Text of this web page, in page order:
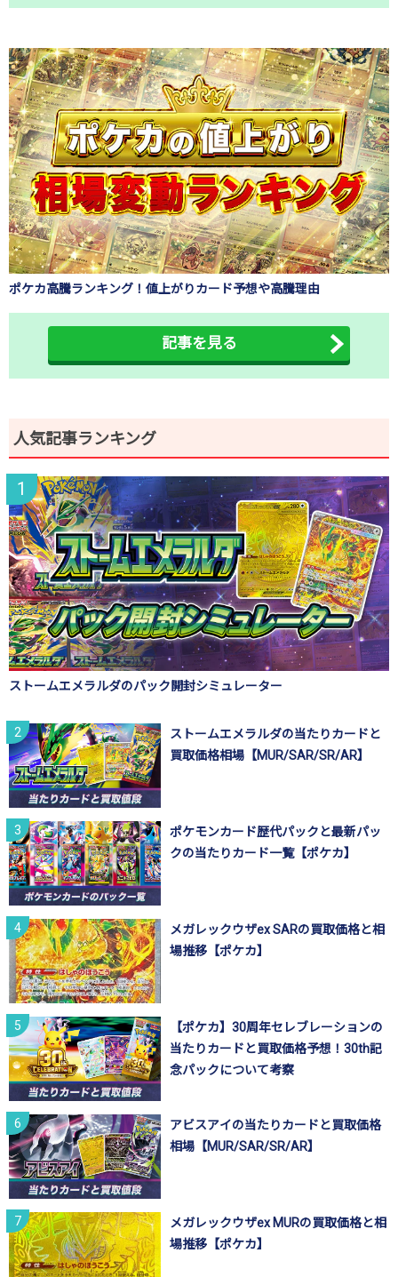
ポケカ高騰ランキング！値上がりカード予想や高騰理由
記事を見る
人気記事ランキング
ストームエメラルダのパック開封シミュレーター
ストームエメラルダの当たりカードと
買取価格相場【MUR/SAR/SR/AR】
ポケモンカード歴代パックと最新パッ
クの当たりカード一覧【ポケカ】
メガレックウザex SARの買取価格と相
場推移【ポケカ】
【ポケカ】30周年セレブレーションの
当たりカードと買取価格予想！30th記
念パックについて考察
アビスアイの当たりカードと買取価格
相場【MUR/SAR/SR/AR】
メガレックウザex MURの買取価格と相
場推移【ポケカ】